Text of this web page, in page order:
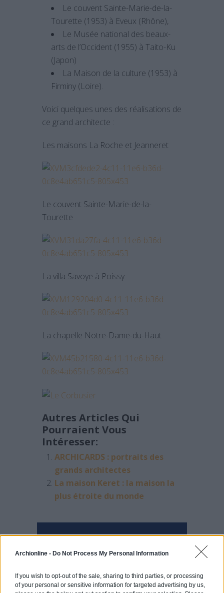
Archionline - Do Not Process My Personal Information
If you wish to opt-out of the sale, sharing to third parties, or processing
of your personal or sensitive information for targeted advertising by us,
Le couvent Sainte-Marie-de-la-
Tourette (1953) à Eveux (Rhône),
Le Musée national des beaux-
arts de l’Occident (1955) à Taito-Ku
(Japon)
La Maison de la culture (1953) à
Firminy (Loire).
Voici quelques unes des réalisations de
ce grand architecte :
Les maisons La Roche et Jeanneret
Le couvent Sainte-Marie-de-la-
Tourette
La villa Savoye à Poissy
La chapelle Notre-Dame-du-Haut
Autres Articles Qui
Pourraient Vous
Intéresser:
ARCHICARDS : portraits des
grands architectes
La maison Keret : la maison la
plus étroite du monde
PARTAGER SUR